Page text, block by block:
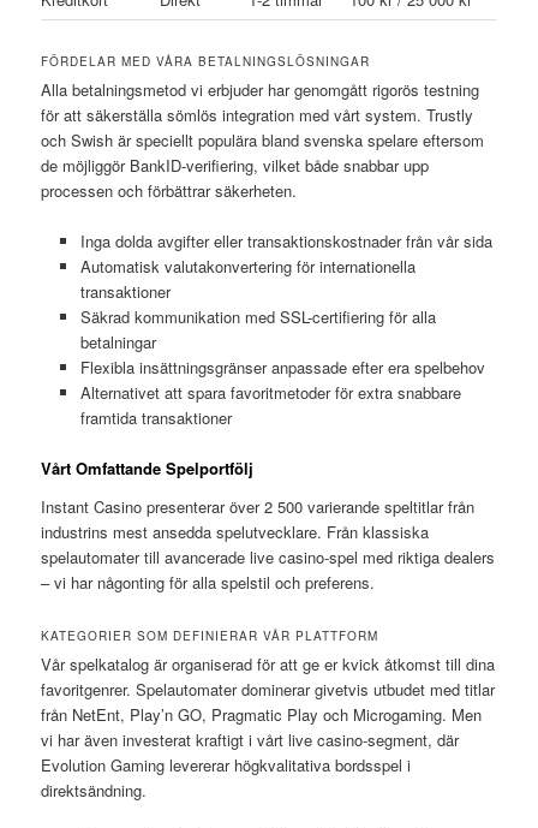
FÖRDELAR MED VÅRA BETALNINGSLÖSNINGAR
Alla betalningsmetod vi erbjuder har genomgått rigorös testning
för att säkerställa sömlös integration med vårt system. Trustly
och Swish är speciellt populära bland svenska spelare eftersom
de möjliggör BankID-verifiering, vilket både snabbar upp
processen och förbättrar säkerheten.
Inga dolda avgifter eller transaktionskostnader från vår sida
Automatisk valutakonvertering för internationella
transaktioner
Säkrad kommunikation med SSL-certifiering för alla
betalningar
Flexibla insättningsgränser anpassade efter era spelbehov
Alternativet att spara favoritmetoder för extra snabbare
framtida transaktioner
Vårt Omfattande Spelportfölj
Instant Casino presenterar över 2 500 varierande speltitlar från
industrins mest ansedda spelutvecklare. Från klassiska
spelautomater till avancerade live casino-spel med riktiga dealers
– vi har någonting för alla spelstil och preferens.
KATEGORIER SOM DEFINIERAR VÅR PLATTFORM
Vår spelkatalog är organiserad för att ge er kvick åtkomst till dina
favoritgenrer. Spelautomater dominerar givetvis utbudet med titlar
från NetEnt, Play’n GO, Pragmatic Play och Microgaming. Men
vi har även investerat kraftigt i vårt live casino-segment, där
Evolution Gaming levererar högkvalitativa bordsspel i
direktsändning.